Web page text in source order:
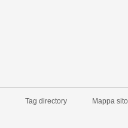
Tag directory Mappa sito